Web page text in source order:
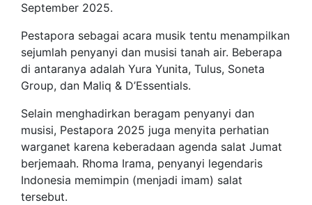
September 2025.
Pestapora sebagai acara musik tentu menampilkan
sejumlah penyanyi dan musisi tanah air. Beberapa
di antaranya adalah Yura Yunita, Tulus, Soneta
Group, dan Maliq & D’Essentials.
Selain menghadirkan beragam penyanyi dan
musisi, Pestapora 2025 juga menyita perhatian
warganet karena keberadaan agenda salat Jumat
berjemaah. Rhoma Irama, penyanyi legendaris
Indonesia memimpin (menjadi imam) salat
tersebut.